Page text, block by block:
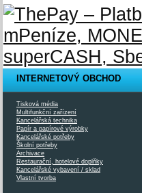
INTERNETOVÝ OBCHOD
Tisková média
Multifunkční zařízení
Kancelářská technika
Papír a papírové výrobky
Kancelářské potřeby
Školní potřeby
Archivace
Restaurační, hotelové doplňky
Kancelářské vybavení / sklad
Vlastní tvorba